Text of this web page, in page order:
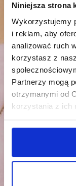
Niniejsza strona
Wykorzystujemy
i reklam, aby
analizować ruch
korzystasz z
Partnerzy mogą
otrzymanymi od
korzystania z ich
Filia w Sieradzu - Rada